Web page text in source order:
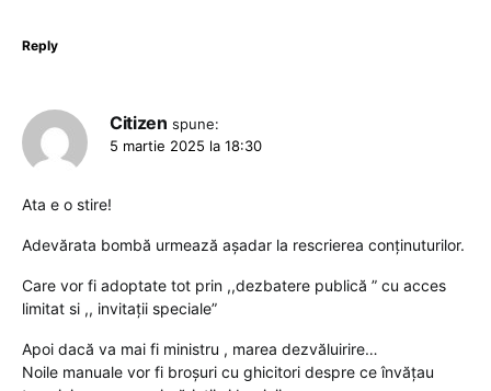
Reply
Citizen spune:
5 martie 2025 la 18:30
Ata e o stire!
Adevărata bombă urmează așadar la rescrierea conținuturilor.
Care vor fi adoptate tot prin ,,dezbatere publică ” cu acces
limitat si ,, invitații speciale”
Apoi dacă va mai fi ministru , marea dezvăluirire…
Noile manuale vor fi broșuri cu ghicitori despre ce învățau